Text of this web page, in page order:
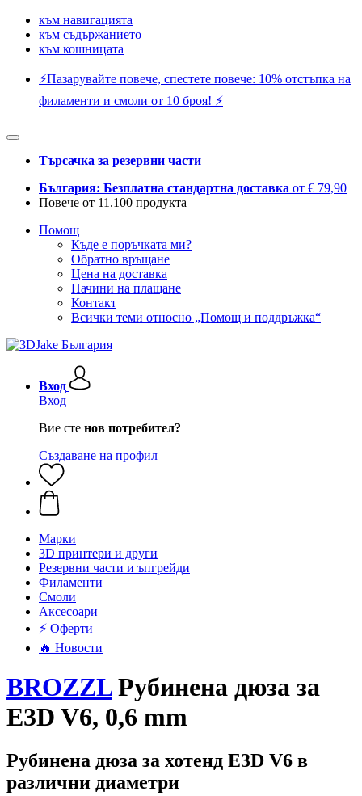
към навигацията
към съдържанието
към кошницата
⚡️Пазарувайте повече, спестете повече: 10% отстъпка на
филаменти и смоли от 10 броя! ⚡️
Търсачка за резервни части
България: Безплатна стандартна доставка от € 79,90
Повече от 11.100 продукта
Помощ
Къде е поръчката ми?
Обратно връщане
Цена на доставка
Начини на плащане
Контакт
Всички теми относно „Помощ и поддръжка“
Вход
Вход
Вие сте нов потребител?
Създаване на профил
Mарки
3D принтери и други
Резервни части и ъпгрейди
Филаменти
Смоли
Аксесоари
⚡ Оферти
🔥 Новости
BROZZLРубинена дюза за
E3D V6, 0,6 mm
Рубинена дюза за хотенд E3D V6 в
различни диаметри